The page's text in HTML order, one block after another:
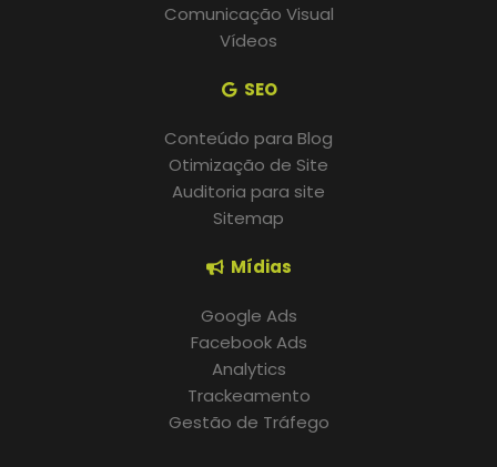
Comunicação Visual
Vídeos
SEO
Conteúdo para Blog
Otimização de Site
Auditoria para site
Sitemap
Mídias
Google Ads
Facebook Ads
Analytics
Trackeamento
Gestão de Tráfego